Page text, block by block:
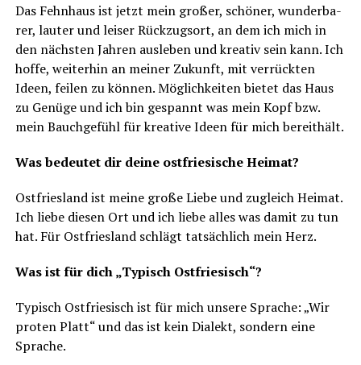
Das Fehn­haus ist jetzt mein gro­ßer, schö­ner, wun­der­ba­
rer, lau­ter und lei­ser Rück­zugs­ort, an dem ich mich in
den nächs­ten Jah­ren aus­le­ben und krea­tiv sein kann. Ich
hof­fe, wei­ter­hin an mei­ner Zukunft, mit ver­rück­ten
Ideen, fei­len zu kön­nen. Mög­lich­kei­ten bie­tet das Haus
zu Genü­ge und ich bin gespannt was mein Kopf bzw.
mein Bauch­ge­fühl für krea­ti­ve Ideen für mich bereithält.
Was bedeu­tet dir dei­ne ost­frie­si­sche Heimat?
Ost­fries­land ist mei­ne gro­ße Lie­be und zugleich Hei­mat.
Ich lie­be die­sen Ort und ich lie­be alles was damit zu tun
hat. Für Ost­fries­land schlägt tat­säch­lich mein Herz.
Was ist für dich „Typisch Ostfriesisch“?
Typisch Ost­frie­sisch ist für mich unse­re Spra­che: „Wir
pro­ten Platt“ und das ist kein Dia­lekt, son­dern eine
Sprache.